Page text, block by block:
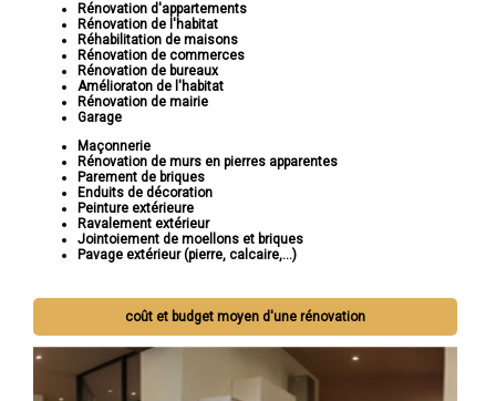
Rénovation d'appartements
Rénovation de l'habitat
Réhabilitation de maisons
Rénovation de commerces
Rénovation de bureaux
Amélioraton de l'habitat
Rénovation de mairie
Garage
Maçonnerie
Rénovation de murs en pierres apparentes
Parement de briques
Enduits de décoration
Peinture extérieure
Ravalement extérieur
Jointoiement de moellons et briques
Pavage extérieur (pierre, calcaire,...)
coût et budget moyen d'une rénovation